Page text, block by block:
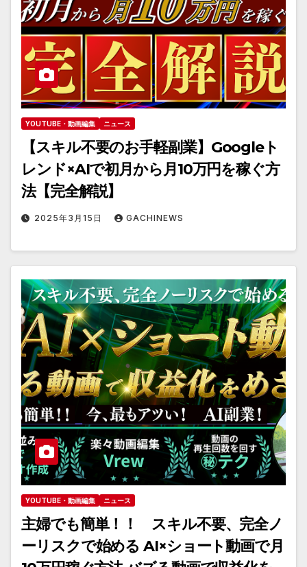
YOUTUBE・動画編集 ニュース
【スキル不要のお手軽副業】Googleト
レンド×AIで初月から月10万円を稼ぐ方
法【完全解説】
2025年3月15日 GACHINEWS
YOUTUBE・動画編集 ニュース
主婦でも簡単！！ スキル不要、完全ノ
ーリスクで始める AI×ショート動画で月